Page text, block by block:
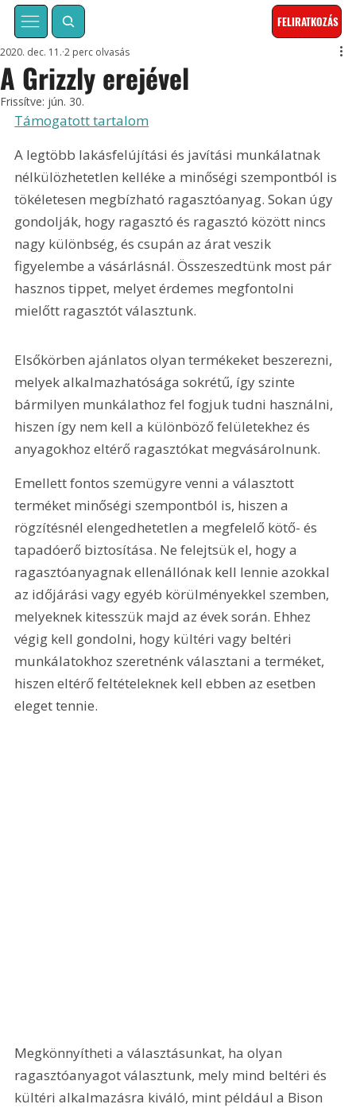
FELIRATKOZÁS
A Grizzly erejével
2020. dec. 11. 2 perc olvasás
Frissítve: jún. 30.
Támogatott tartalom
A legtöbb lakásfelújítási és javítási munkálatnak
nélkülözhetetlen kelléke a minőségi szempontból is
tökéletesen megbízható ragasztóanyag. Sokan úgy
gondolják, hogy ragasztó és ragasztó között nincs
nagy különbség, és csupán az árat veszik
figyelembe a vásárlásnál. Összeszedtünk most pár
hasznos tippet, melyet érdemes megfontolni
mielőtt ragasztót választunk.
Elsőkörben ajánlatos olyan termékeket beszerezni,
melyek alkalmazhatósága sokrétű, így szinte
bármilyen munkálathoz fel fogjuk tudni használni,
hiszen így nem kell a különböző felületekhez és
anyagokhoz eltérő ragasztókat megvásárolnunk.
Emellett fontos szemügyre venni a választott
terméket minőségi szempontból is, hiszen a
rögzítésnél elengedhetetlen a megfelelő kötő- és
tapadóerő biztosítása. Ne felejtsük el, hogy a
ragasztóanyagnak ellenállónak kell lennie azokkal
az időjárási vagy egyéb körülményekkel szemben,
melyeknek kitesszük majd az évek során. Ehhez
végig kell gondolni, hogy kültéri vagy beltéri
munkálatokhoz szeretnénk választani a terméket,
hiszen eltérő feltételeknek kell ebben az esetben
eleget tennie.
Megkönnyítheti a választásunkat, ha olyan
ragasztóanyagot választunk, mely mind beltéri és
kültéri alkalmazásra kiváló, mint például a Bison